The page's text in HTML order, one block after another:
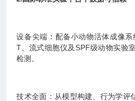
设备尖端：配备小动物活体成像
T、流式细胞仪及SPF级动物实验
检测。
技术全面：从模型构建、行为学评